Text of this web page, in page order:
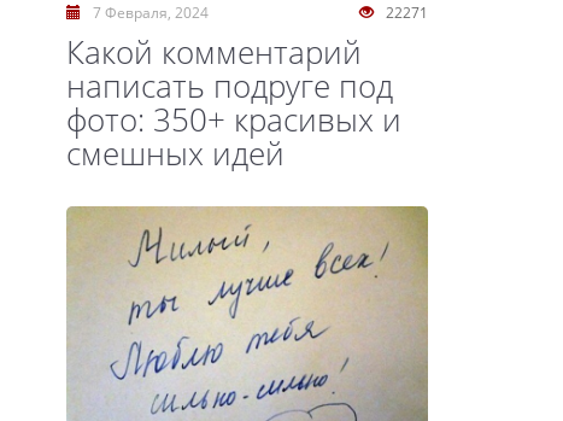
22271
7 Февраля, 2024
Какой комментарий
написать подруге под
фото: 350+ красивых и
смешных идей